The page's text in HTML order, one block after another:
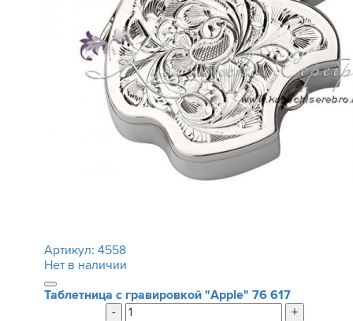
Артикул: 4558
Нет в наличии
Таблетница с гравировкой "Apple" 76 617
-
+